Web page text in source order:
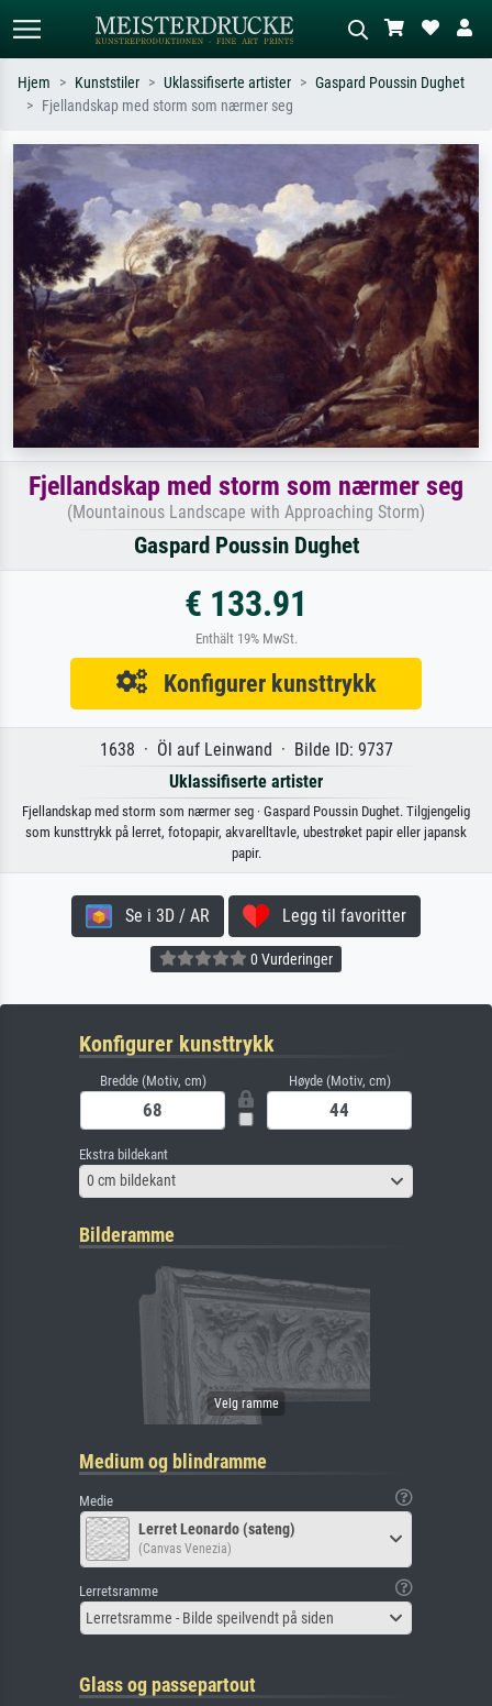
Søk etter kunstner, tittel eller stil – for
eksempel Monet, Stjernenatt,
impresjonisme, Hokusai-bølgen, akt.
Beskriv scenen – for eksempel grønn
eng, abstrakt med mye rødt, mørkt
oljemaleri, stående akt ved et tre.
Hjem Kunststiler Uklassifiserte artister
Gaspard Poussin Dughet
Fjellandskap med storm som nærmer seg
Fjellandskap med storm som nærmer seg
(Mountainous Landscape with Approaching Storm)
Gaspard Poussin Dughet
€ 133.91
Enthält 19% MwSt.
Konfigurer kunsttrykk
1638 · Öl auf Leinwand · Bilde ID: 9737
Uklassifiserte artister
Fjellandskap med storm som nærmer seg · Gaspard Poussin Dughet. Tilgjengelig
som kunsttrykk på lerret, fotopapir, akvarelltavle, ubestrøket papir eller japansk
papir.
Se i 3D / AR Legg til favoritter
0 Vurderinger
Konfigurer kunsttrykk
Bredde (Motiv, cm) Høyde (Motiv, cm)
Ekstra bildekant
0 cm bildekant
Bilderamme
Medium og blindramme
Medie
Lerret Leonardo (sateng)
(Canvas Venezia)
Lerretsramme
Lerretsramme - Bilde speilvendt på siden
Glass og passepartout